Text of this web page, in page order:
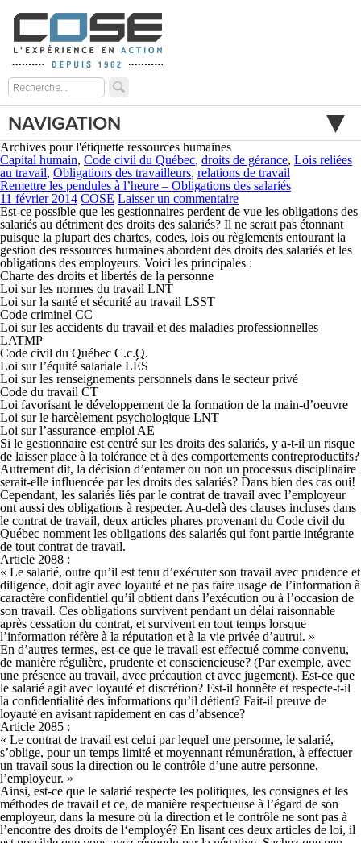
NAVIGATION
Archives pour l'étiquette ressources humaines
Capital humain, Code civil du Québec, droits de gérance, Lois reliées
au travail, Obligations des travailleurs, relations de travail
Remettre les pendules à l’heure – Obligations des salariés
11 février 2014 COSE Laisser un commentaire
Est-ce possible que les gestionnaires perdent de vue les obligations des
salariés au détriment des droits des salariés? Il ne serait pas étonnant
puisque la plupart des chartes, codes, lois ou règlements entourant la
gestion des ressources humaines abordent des droits des salariés et les
obligations des employeurs. Voici les principales :
Charte des droits et libertés de la personne
Loi sur les normes du travail LNT
Loi sur la santé et sécurité au travail LSST
Code criminel CC
Loi sur les accidents du travail et des maladies professionnelles
LATMP
Code civil du Québec C.c.Q.
Loi sur l’équité salariale LÉS
Loi sur les renseignements personnels dans le secteur privé
Code du travail CT
Loi favorisant le développement de la formation de la main-d’oeuvre
Loi sur le harcèlement psychologique LNT
Loi sur l’assurance-emploi AE
Si le gestionnaire est centré sur les droits des salariés, y a-t-il un risque
de laisser place à la tolérance et à des comportements contreproductifs?
Autrement dit, la décision d’entamer ou non un processus disciplinaire
serait-elle influencée par les droits des salariés? Dans bien des cas oui!
Cependant, les salariés liés par le contrat de travail avec l’employeur
ont aussi des obligations à respecter. Au-delà des clauses incluses dans
le contrat de travail, deux articles phares provenant du Code civil du
Québec nomment les obligations des salariés qui font partie intégrante
de tout contrat de travail.
Article 2088 :
« Le salarié, outre qu’il est tenu d’exécuter son travail avec prudence et
diligence, doit agir avec loyauté et ne pas faire usage de l’information à
caractère confidentiel qu’il obtient dans l’exécution ou à l’occasion de
son travail. Ces obligations survivent pendant un délai raisonnable
après cessation du contrat, et survivent en tout temps lorsque
l’information réfère à la réputation et à la vie privée d’autrui. »
En d’autres termes, est-ce que le travail est effectué comme convenu,
de manière régulière, prudente et consciencieuse? (Par exemple, avec
une présence au travail, avec précaution et avec jugement). Est-ce que
le salarié agit avec loyauté et discrétion? Est-il honnête et respecte-t-il
la confidentialité des informations qu’il détient? Fait-il preuve de
loyauté en avisant rapidement en cas d’absence?
Article 2085 :
« Le contrat de travail est celui par lequel une personne, le salarié,
s’oblige, pour un temps limité et moyennant rémunération, à effectuer
un travail sous la direction ou le contrôle d’une autre personne,
l’employeur. »
Ainsi, est-ce que le salarié respecte les politiques, les consignes et les
méthodes de travail et ce, de manière respectueuse à l’égard de son
employeur, dans la mesure où la direction et le contrôle ne sont pas à
l’encontre des droits de l‘employé? En lisant ces deux articles de loi, il